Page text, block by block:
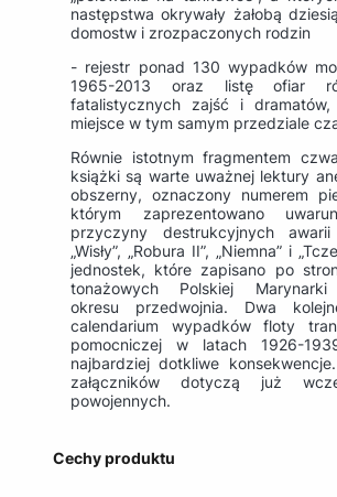
następstwa okrywały żałobą
domostw i zrozpaczonych rodzin
- rejestr ponad 130 wypadków
1965-2013 oraz listę ofiar
fatalistycznych zajść i dramatów,
miejsce w tym samym przedziale
Równie istotnym fragmentem
książki są warte uważnej lektury
obszerny, oznaczony numerem
którym zaprezentowano
przyczyny destrukcyjnych awarii
„Wisły”, „Robura II”, „Niemna” i
jednostek, które zapisano po
tonażowych Polskiej Marynarki
okresu przedwojnia. Dwa
calendarium wypadków floty
pomocniczej w latach 1926-
najbardziej dotkliwe
załączników dotyczą już
powojennych.
Cechy produktu